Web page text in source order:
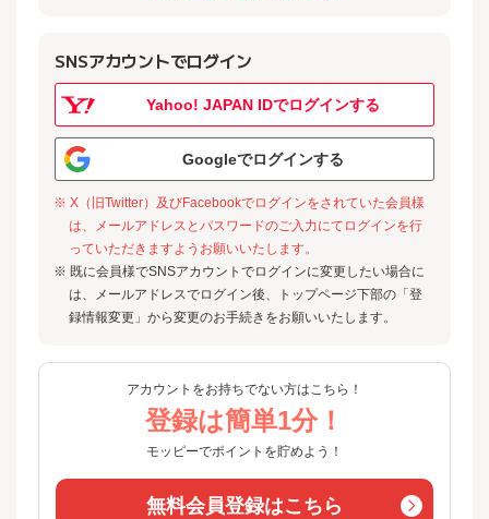
SNSアカウントでログイン
Yahoo! JAPAN IDでログインする
Googleでログインする
※ X（旧Twitter）及びFacebookでログインをされていた会員様
は、メールアドレスとパスワードのご入力にてログインを行
っていただきますようお願いいたします。
※ 既に会員様でSNSアカウントでログインに変更したい場合に
は、メールアドレスでログイン後、トップページ下部の「登
録情報変更」から変更のお手続きをお願いいたします。
アカウントをお持ちでない方はこちら！
登録は簡単1分！
モッピーでポイントを貯めよう！
無料会員登録はこちら